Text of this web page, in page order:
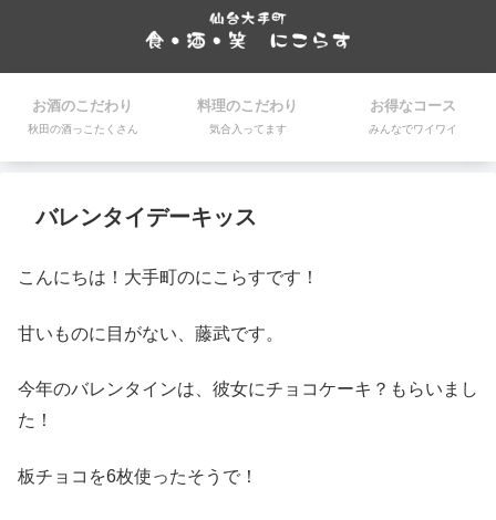
お酒のこだわり
秋田の酒っこたくさん
料理のこだわり
気合入ってます
お得なコース
みんなでワイワイ
バレンタイデーキッス
こんにちは！大手町のにこらすです！
甘いものに目がない、藤武です。
今年のバレンタインは、彼女にチョコケーキ？もらいまし
た！
板チョコを6枚使ったそうで！